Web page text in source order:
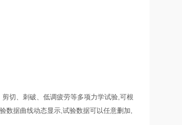
切、刺破、低调疲劳等多项力学试验,可根
数据曲线动态显示,试验数据可以任意删加,